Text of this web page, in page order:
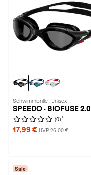
Schwimmbrille · Unisex
SPEEDO · BIOFUSE 2.0
(0) 1
17,99 € UVP 26,00 €
Sale